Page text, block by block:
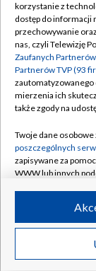
Abonament
Emisja w TVP
Centrum
Naziemna
Rada
System NOS
Informacje o
Program dla
Ogłoszenie
korzystanie z
dostęp do informacji
przechowywanie
nas, czyli Telewizję
Zaufanych
Partnerów TVP (93
zautomatyzowanego
mierzenia ich
także zgody na
Twoje dane
poszczególnych
zapisywane za
WWW lub innych
ruchu w Internecie.
Twoje dane
poszczególnych